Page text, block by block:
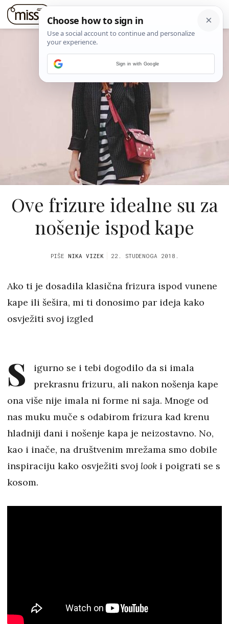
Ove frizure idealne su za
nošenje ispod kape
PIŠE NIKA VIZEK 22. STUDENOGA 2018.
Ako ti je dosadila klasična frizura ispod vunene
kape ili šešira, mi ti donosimo par ideja kako
osvježiti svoj izgled
S
igurno se i tebi dogodilo da si imala
prekrasnu frizuru, ali nakon nošenja kape
ona više nije imala ni forme ni saja. Mnoge od
nas muku muče s odabirom frizura kad krenu
hladniji dani i nošenje kapa je neizostavno. No,
kao i inače, na društvenim mrežama smo dobile
inspiraciju kako osvježiti svoj look i poigrati se s
kosom.
Sign in with Google